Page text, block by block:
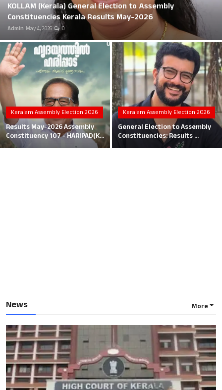
Education
Business
Local News
Earn Money
Tutorials
Malayalam
KOLLAM (Kerala) General Election to Assembly
Constituencies Kerala Results May-2026
Admin May 4, 2026 0
Keralam Assembly Election 2026
Results May-2026 Assembly
Constituency 107 - HARIPAD(K...
Keralam Assembly Election 2026
General Election to Assembly
Constituencies: Results ...
News More